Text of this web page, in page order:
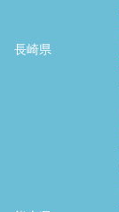
長崎県